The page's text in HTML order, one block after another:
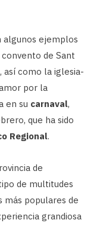
algunos ejemplos
de Sant
así como la iglesia-
por la
en su carnaval,
que ha sido
Regional.
de
de multitudes
más populares de
grandiosa